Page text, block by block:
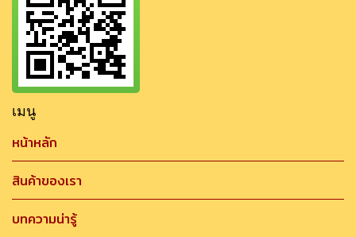
เมนู
หน้าหลัก
สินค้าของเรา
บทความน่ารู้